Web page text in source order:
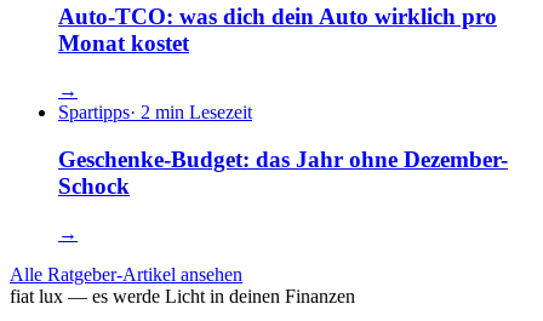
Auto-TCO: was dich dein Auto wirklich pro
Monat kostet
→
Spartipps· 2 min Lesezeit
Geschenke-Budget: das Jahr ohne Dezember-
Schock
→
Alle Ratgeber-Artikel ansehen
fiat lux — es werde Licht in deinen Finanzen